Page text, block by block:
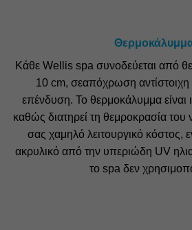
Κάθε Wellis spa συνοδεύεται από
10 cm, σεαπόχρωση αντίστοιχη
επένδυση. Το θερμοκάλυμμα είναι
καθώς διατηρεί τη θεμροκρασία του
σας χαμηλό λειτουργικό κόστος,
ακρυλικό από την υπεριώδη UV
το spa δεν